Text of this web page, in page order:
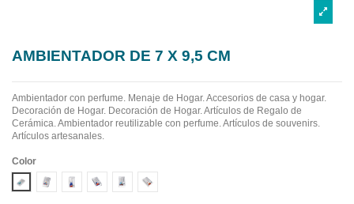
AMBIENTADOR DE 7 X 9,5 CM
Ambientador con perfume. Menaje de Hogar. Accesorios de casa y hogar.
Decoración de Hogar. Decoración de Hogar. Artículos de Regalo de
Cerámica. Ambientador reutilizable con perfume. Artículos de souvenirs.
Artículos artesanales.
Color
Diseño 1Diseño 2Diseño 3Diseño 4Diseño 5Diseño 6